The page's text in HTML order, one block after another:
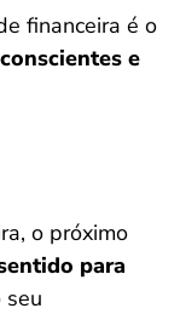
financeira é o
e
o próximo
para
seu